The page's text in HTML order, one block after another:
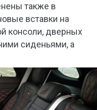
также в
вставки на
консоли, дверных
сиденьями, а